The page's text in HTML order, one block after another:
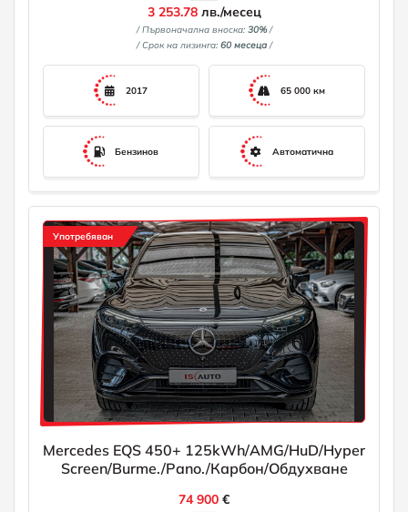
3 253.78лв./месец
/ Първоначална вноска: 30%/
/ Срок на лизинга: 60 месеца/
2017 65 000 км
Бензинов Автоматична
Употребяван
Mercedes EQS 450+ 125kWh/AMG/HuD/Hyper
Screen/Burme./Pano./Карбон/Обдухване
74 900 €